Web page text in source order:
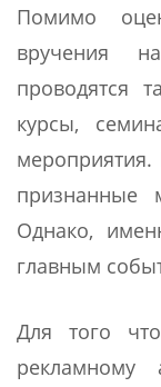
Помимо
вручения
проводятся
курсы,
признанные
Однако,
главным
Для того
рекламному